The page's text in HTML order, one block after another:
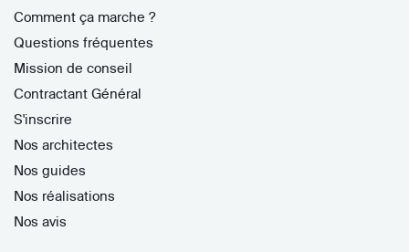
Comment ça marche ?
Questions fréquentes
Mission de conseil
Contractant Général
S'inscrire
Nos architectes
Nos guides
Nos réalisations
Nos avis